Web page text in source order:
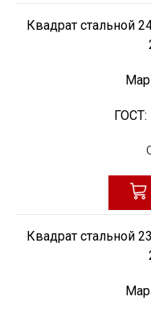
Квадрат стальной
ГОСТ:
Квадрат стальной